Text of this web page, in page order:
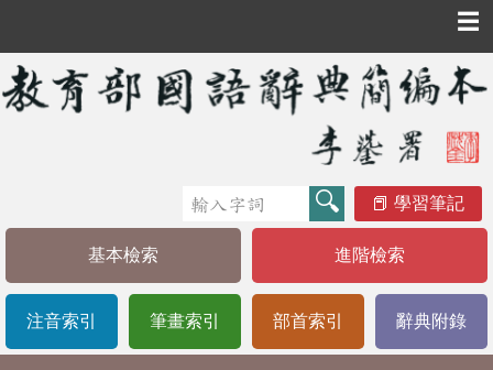
☰
學習筆記
基本檢索 進階檢索
注音索引 筆畫索引 部首索引 辭典附錄